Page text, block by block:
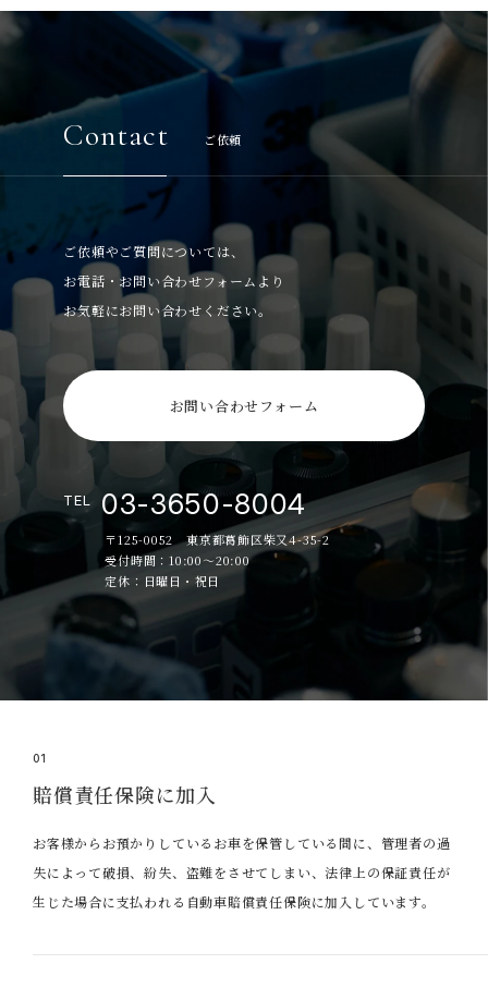
Contact ご依頼
ご依頼やご質問については、
お電話・お問い合わせフォームより
お気軽にお問い合わせください。
お問い合わせフォーム
TEL 03-3650-8004
〒125-0052 東京都葛飾区柴又4-35-2
受付時間：10:00～20:00
定休：日曜日・祝日
01
賠償責任保険に加入
お客様からお預かりしているお車を保管している間に、管理者の過
失によって破損、紛失、盗難をさせてしまい、法律上の保証責任が
生じた場合に支払われる自動車賠償責任保険に加入しています。